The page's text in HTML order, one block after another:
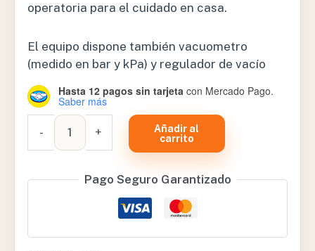
operatoria para el cuidado en casa.
El equipo dispone también vacuometro
(medido en bar y kPa) y regulador de vacío
Hasta 12 pagos sin tarjeta con Mercado Pago.
Saber más
-
ASPIRADOR
+
Añadir al
carrito
Pago Seguro Garantizado